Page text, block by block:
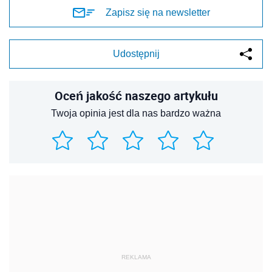
Zapisz się na newsletter
Udostępnij
Oceń jakość naszego artykułu
Twoja opinia jest dla nas bardzo ważna
REKLAMA